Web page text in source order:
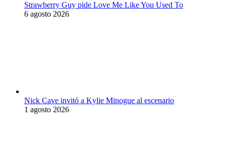
Strawberry Guy pide Love Me Like You Used To
6 agosto 2026
Nick Cave invitó a Kylie Minogue al escenario
1 agosto 2026